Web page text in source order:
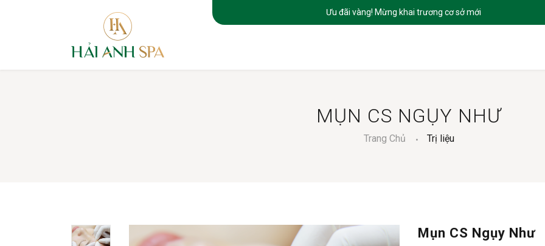
MỤN CS NGỤY NHƯ
Trang Chủ Trị liệu
Mụn CS Ngụy Như